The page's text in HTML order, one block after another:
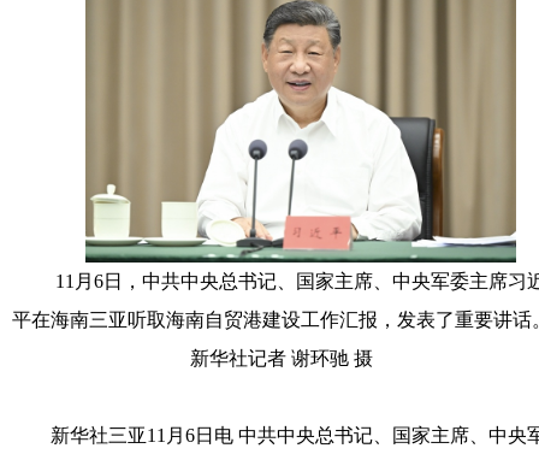
11月6日，中共中央总书记、国家主席、中央军委主席习
平在海南三亚听取海南自贸港建设工作汇报，发表了重要讲话
新华社记者 谢环驰 摄
新华社三亚11月6日电 中共中央总书记、国家主席、中央